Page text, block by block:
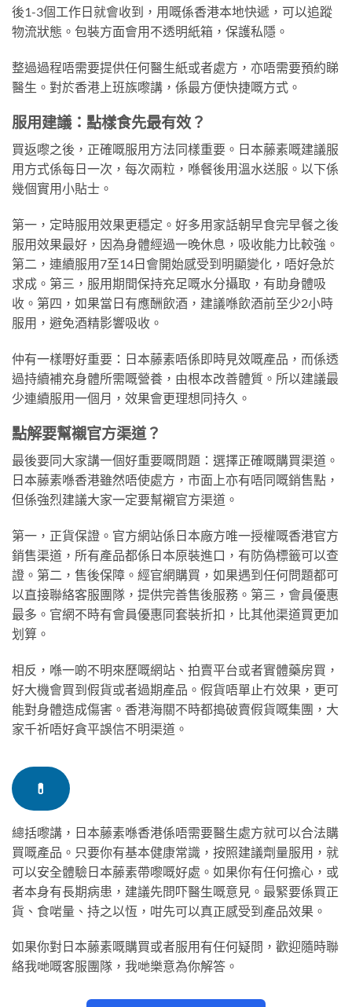
後1-3個工作日就會收到，用嘅係香港本地快遞，可以追蹤
物流狀態。包裝方面會用不透明紙箱，保護私隱。
整過過程唔需要提供任何醫生紙或者處方，亦唔需要預約睇
醫生。對於香港上班族嚟講，係最方便快捷嘅方式。
服用建議：點樣食先最有效？
買返嚟之後，正確嘅服用方法同樣重要。日本藤素嘅建議服
用方式係每日一次，每次兩粒，喺餐後用溫水送服。以下係
幾個實用小貼士。
第一，定時服用效果更穩定。好多用家話朝早食完早餐之後
服用效果最好，因為身體經過一晚休息，吸收能力比較強。
第二，連續服用7至14日會開始感受到明顯變化，唔好急於
求成。第三，服用期間保持充足嘅水分攝取，有助身體吸
收。第四，如果當日有應酬飲酒，建議喺飲酒前至少2小時
服用，避免酒精影響吸收。
仲有一樣嘢好重要：日本藤素唔係即時見效嘅產品，而係透
過持續補充身體所需嘅營養，由根本改善體質。所以建議最
少連續服用一個月，效果會更理想同持久。
點解要幫襯官方渠道？
最後要同大家講一個好重要嘅問題：選擇正確嘅購買渠道。
日本藤素喺香港雖然唔使處方，市面上亦有唔同嘅銷售點，
但係強烈建議大家一定要幫襯官方渠道。
第一，正貨保證。官方網站係日本廠方唯一授權嘅香港官方
銷售渠道，所有產品都係日本原裝進口，有防偽標籤可以查
證。第二，售後保障。經官網購買，如果遇到任何問題都可
以直接聯絡客服團隊，提供完善售後服務。第三，會員優惠
最多。官網不時有會員優惠同套裝折扣，比其他渠道買更加
划算。
相反，喺一啲不明來歷嘅網站、拍賣平台或者實體藥房買，
好大機會買到假貨或者過期產品。假貨唔單止冇效果，更可
能對身體造成傷害。香港海關不時都搗破賣假貨嘅集團，大
家千祈唔好貪平誤信不明渠道。
💊
總括嚟講，日本藤素喺香港係唔需要醫生處方就可以合法購
買嘅產品。只要你有基本健康常識，按照建議劑量服用，就
可以安全體驗日本藤素帶嚟嘅好處。如果你有任何擔心，或
者本身有長期病患，建議先問吓醫生嘅意見。最緊要係買正
貨、食啱量、持之以恆，咁先可以真正感受到產品效果。
如果你對日本藤素嘅購買或者服用有任何疑問，歡迎隨時聯
絡我哋嘅客服團隊，我哋樂意為你解答。